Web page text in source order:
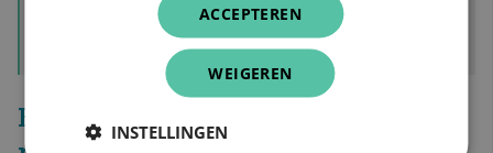
- Dr. Jeroen Stubbe
Een boost voor de volledige
ACCEPTEREN
WEIGEREN
INSTELLINGEN